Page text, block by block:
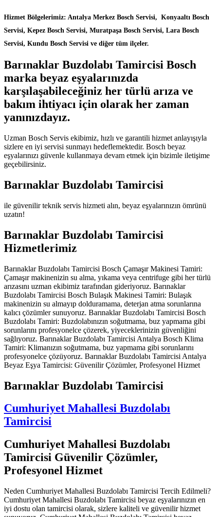
Hizmet Bölgelerimiz: Antalya Merkez Bosch Servisi, Konyaaltı Bosch
Servisi, Kepez Bosch Servisi, Muratpaşa Bosch Servisi, Lara Bosch
Servisi, Kundu Bosch Servisi ve diğer tüm ilçeler.
Barınaklar Buzdolabı Tamircisi Bosch
marka beyaz eşyalarınızda
karşılaşabileceğiniz her türlü arıza ve
bakım ihtiyacı için olarak her zaman
yanınızdayız.
Uzman Bosch Servis ekibimiz, hızlı ve garantili hizmet anlayışıyla
sizlere en iyi servisi sunmayı hedeflemektedir. Bosch beyaz
eşyalarınızı güvenle kullanmaya devam etmek için bizimle iletişime
geçebilirsiniz.
Barınaklar Buzdolabı Tamircisi
ile güvenilir teknik servis hizmeti alın, beyaz eşyalarınızın ömrünü
uzatın!
Barınaklar Buzdolabı Tamircisi
Hizmetlerimiz
Barınaklar Buzdolabı Tamircisi Bosch Çamaşır Makinesi Tamiri:
Çamaşır makinenizin su alma, yıkama veya centrifuge gibi her türlü
arızasını uzman ekibimiz tarafından gideriyoruz. Barınaklar
Buzdolabı Tamircisi Bosch Bulaşık Makinesi Tamiri: Bulaşık
makinenizin su almayıp dolduramama, deterjan atma sorunlarına
kalıcı çözümler sunuyoruz. Barınaklar Buzdolabı Tamircisi Bosch
Buzdolabı Tamiri: Buzdolabınızın soğutmama, buz yapmama gibi
sorunlarını profesyonelce çözerek, yiyeceklerinizin güvenliğini
sağlıyoruz. Barınaklar Buzdolabı Tamircisi Antalya Bosch Klima
Tamiri: Klimanızın soğutmama, buz yapmama gibi sorunlarını
profesyonelce çözüyoruz. Barınaklar Buzdolabı Tamircisi Antalya
Beyaz Eşya Tamircisi: Güvenilir Çözümler, Profesyonel Hizmet
Barınaklar Buzdolabı Tamircisi
Cumhuriyet Mahallesi Buzdolabı
Tamircisi
Cumhuriyet Mahallesi Buzdolabı
Tamircisi Güvenilir Çözümler,
Profesyonel Hizmet
Neden Cumhuriyet Mahallesi Buzdolabı Tamircisi Tercih Edilmeli?
Cumhuriyet Mahallesi Buzdolabı Tamircisi beyaz eşyalarınızın en
iyi dostu olan tamircisi olarak, sizlere kaliteli ve güvenilir hizmet